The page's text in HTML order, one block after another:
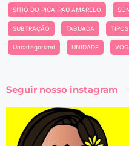
SÍTIO DO PICA-PAU AMARELO
SUBTRAÇÃO TABUADA
Uncategorized UNIDADE
Seguir nosso instagram